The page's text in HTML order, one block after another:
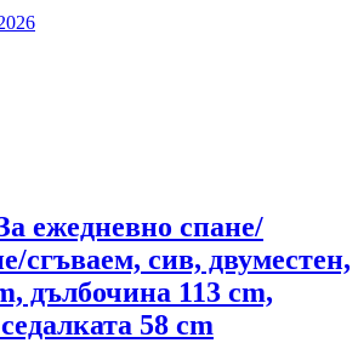
ежедневно спане/
сгъваем, сив, двуместен,
дълбочина 113 cm,
58 cm